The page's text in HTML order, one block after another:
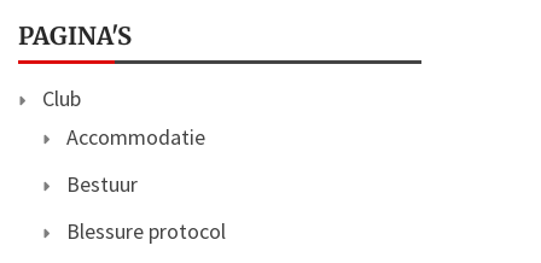
PAGINA'S
Club
Accommodatie
Bestuur
Blessure protocol